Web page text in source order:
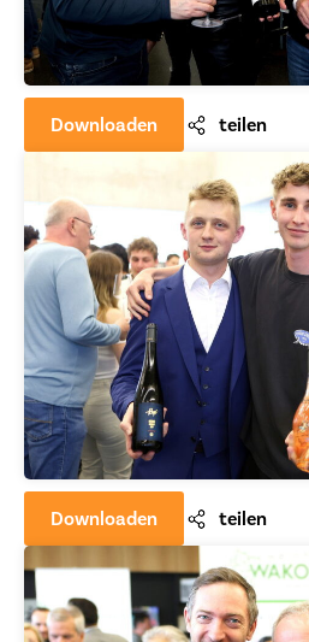
Downloaden teilen
Downloaden teilen